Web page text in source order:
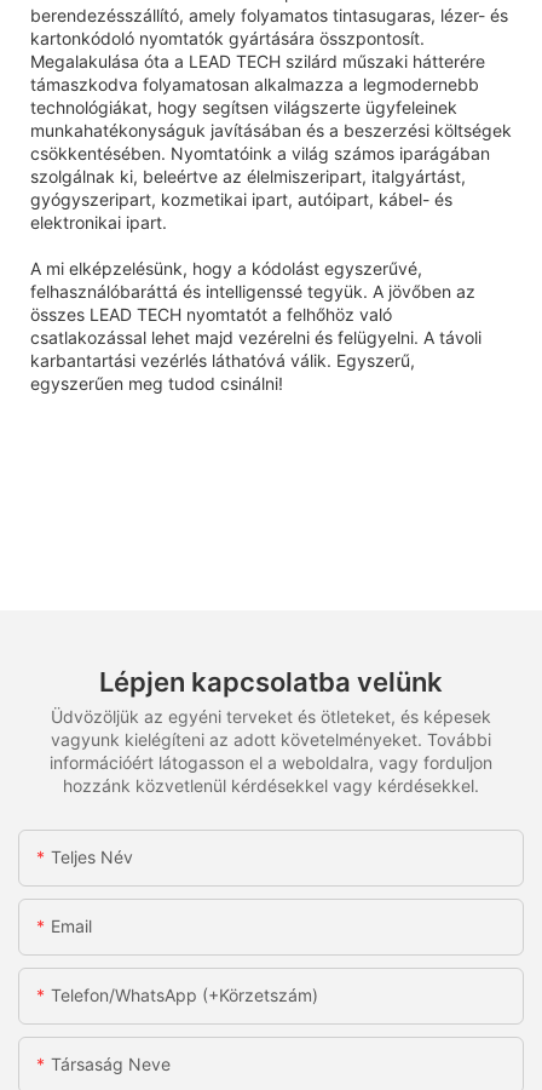
berendezésszállító, amely folyamatos tintasugaras, lézer- és
kartonkódoló nyomtatók gyártására összpontosít.
Megalakulása óta a LEAD TECH szilárd műszaki hátterére
támaszkodva folyamatosan alkalmazza a legmodernebb
technológiákat, hogy segítsen világszerte ügyfeleinek
munkahatékonyságuk javításában és a beszerzési költségek
csökkentésében. Nyomtatóink a világ számos iparágában
szolgálnak ki, beleértve az élelmiszeripart, italgyártást,
gyógyszeripart, kozmetikai ipart, autóipart, kábel- és
elektronikai ipart.
A mi elképzelésünk, hogy a kódolást egyszerűvé,
felhasználóbaráttá és intelligenssé tegyük. A jövőben az
összes LEAD TECH nyomtatót a felhőhöz való
csatlakozással lehet majd vezérelni és felügyelni. A távoli
karbantartási vezérlés láthatóvá válik. Egyszerű,
egyszerűen meg tudod csinálni!
Lépjen kapcsolatba velünk
Üdvözöljük az egyéni terveket és ötleteket, és képesek
vagyunk kielégíteni az adott követelményeket. További
információért látogasson el a weboldalra, vagy forduljon
hozzánk közvetlenül kérdésekkel vagy kérdésekkel.
Teljes Név
Email
Telefon/WhatsApp (+körzetszám)
Társaság Neve